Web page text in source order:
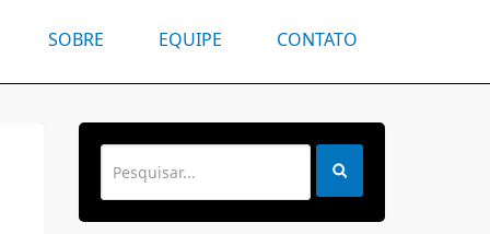
SOBRE EQUIPE CONTATO